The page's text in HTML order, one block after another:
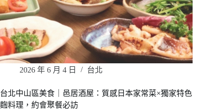
2026 年 6 月 4 日 台北
台北中山區美食｜邑居酒屋：質感日本家常菜×獨家特色
麴料理，約會聚餐必訪